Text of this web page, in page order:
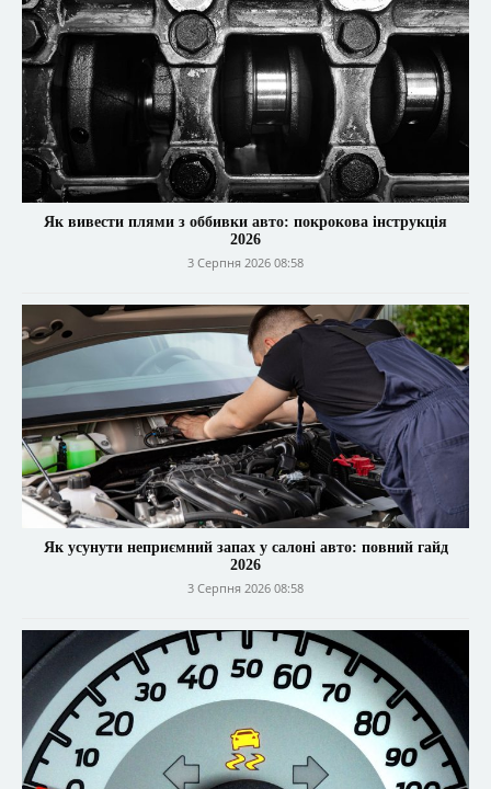
Як вивести плями з оббивки авто: покрокова інструкція
2026
3 Серпня 2026 08:58
Як усунути неприємний запах у салоні авто: повний гайд
2026
3 Серпня 2026 08:58